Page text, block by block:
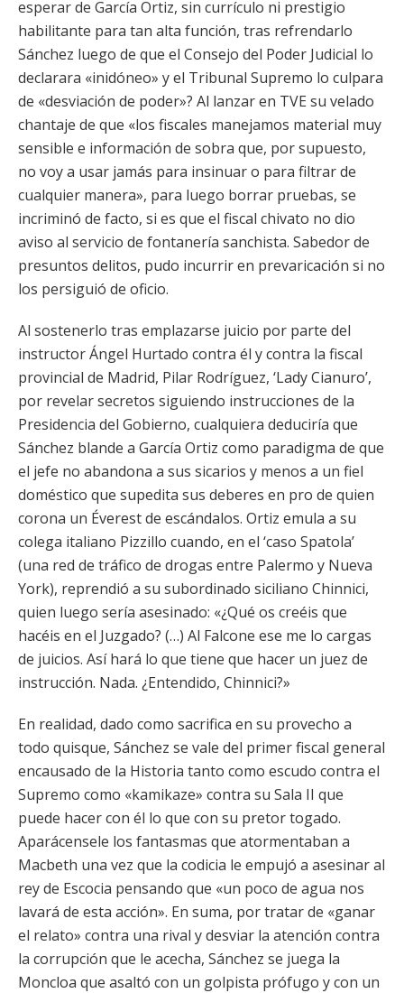
esperar de García Ortiz, sin currículo ni prestigio
habilitante para tan alta función, tras refrendarlo
Sánchez luego de que el Consejo del Poder Judicial lo
declarara «inidóneo» y el Tribunal Supremo lo culpara
de «desviación de poder»? Al lanzar en TVE su velado
chantaje de que «los fiscales manejamos material muy
sensible e información de sobra que, por supuesto,
no voy a usar jamás para insinuar o para filtrar de
cualquier manera», para luego borrar pruebas, se
incriminó de facto, si es que el fiscal chivato no dio
aviso al servicio de fontanería sanchista. Sabedor de
presuntos delitos, pudo incurrir en prevaricación si no
los persiguió de oficio.
Al sostenerlo tras emplazarse juicio por parte del
instructor Ángel Hurtado contra él y contra la fiscal
provincial de Madrid, Pilar Rodríguez, ‘Lady Cianuro’,
por revelar secretos siguiendo instrucciones de la
Presidencia del Gobierno, cualquiera deduciría que
Sánchez blande a García Ortiz como paradigma de que
el jefe no abandona a sus sicarios y menos a un fiel
doméstico que supedita sus deberes en pro de quien
corona un Éverest de escándalos. Ortiz emula a su
colega italiano Pizzillo cuando, en el ‘caso Spatola’
(una red de tráfico de drogas entre Palermo y Nueva
York), reprendió a su subordinado siciliano Chinnici,
quien luego sería asesinado: «¿Qué os creéis que
hacéis en el Juzgado? (…) Al Falcone ese me lo cargas
de juicios. Así hará lo que tiene que hacer un juez de
instrucción. Nada. ¿Entendido, Chinnici?»
En realidad, dado como sacrifica en su provecho a
todo quisque, Sánchez se vale del primer fiscal general
encausado de la Historia tanto como escudo contra el
Supremo como «kamikaze» contra su Sala II que
puede hacer con él lo que con su pretor togado.
Aparácensele los fantasmas que atormentaban a
Macbeth una vez que la codicia le empujó a asesinar al
rey de Escocia pensando que «un poco de agua nos
lavará de esta acción». En suma, por tratar de «ganar
el relato» contra una rival y desviar la atención contra
la corrupción que le acecha, Sánchez se juega la
Moncloa que asaltó con un golpista prófugo y con un